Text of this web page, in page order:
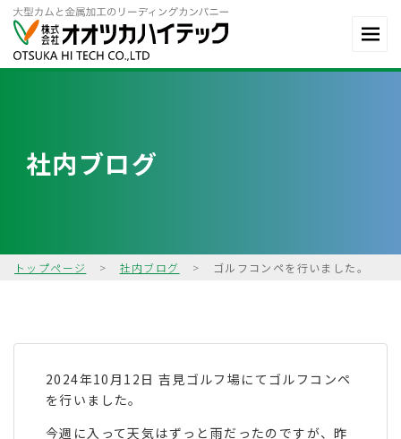
社内ブログ
トップページ > 社内ブログ > ゴルフコンペを行いました。
2024年10月12日 吉見ゴルフ場にてゴルフコンペ
を行いました。
今週に入って天気はずっと雨だったのですが、昨